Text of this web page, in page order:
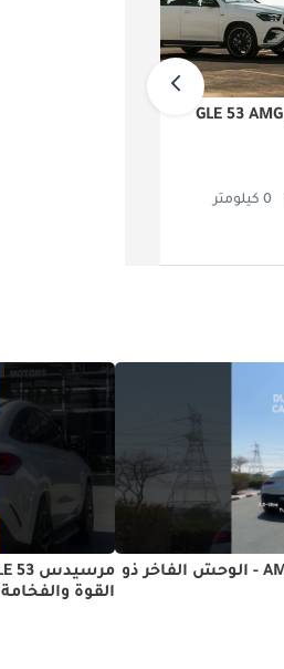
0 كيلومتر
مرسيدس بنز AMG GLE 53 - الوحش الفاخر ذو
القوة والفخامة